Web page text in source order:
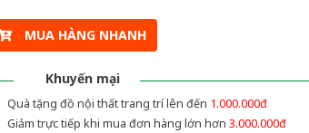
MUA HÀNG NHANH
Khuyến mại
Quà tặng đồ nội thất trang trí lên đến 1.000.000đ
Giảm trực tiếp khi mua đơn hàng lớn hơn 3.000.000đ